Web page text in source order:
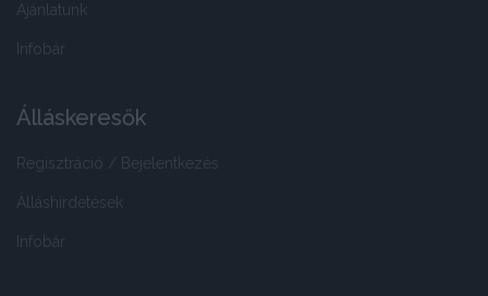
Ajánlatunk
Infobár
Álláskeresők
Regisztráció / Bejelentkezés
Álláshirdetések
Infobár